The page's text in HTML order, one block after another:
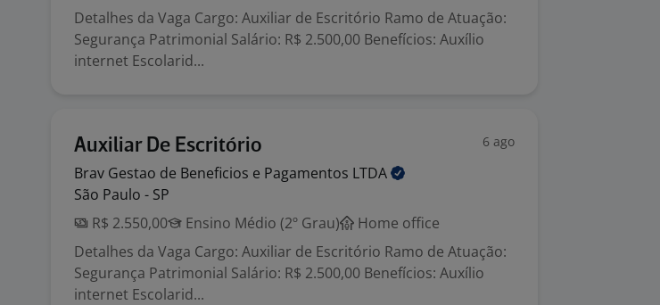
Detalhes da Vaga Cargo: Auxiliar de Escritório Ramo de Atuação:
Segurança Patrimonial Salário: R$ 2.500,00 Benefícios: Auxílio
internet Escolarid...
Auxiliar De Escritório 6 ago
Brav Gestao de Beneficios e Pagamentos LTDA
São Paulo - SP
R$ 2.550,00
Ensino Médio (2º Grau)
Home office
Detalhes da Vaga Cargo: Auxiliar de Escritório Ramo de Atuação:
Segurança Patrimonial Salário: R$ 2.500,00 Benefícios: Auxílio
internet Escolarid...